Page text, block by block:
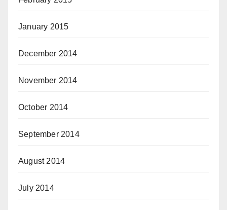
January 2015
December 2014
November 2014
October 2014
September 2014
August 2014
July 2014